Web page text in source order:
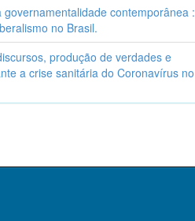
contemporânea :
no Brasil.
produção de verdades e
a crise sanitária do Coronavírus no